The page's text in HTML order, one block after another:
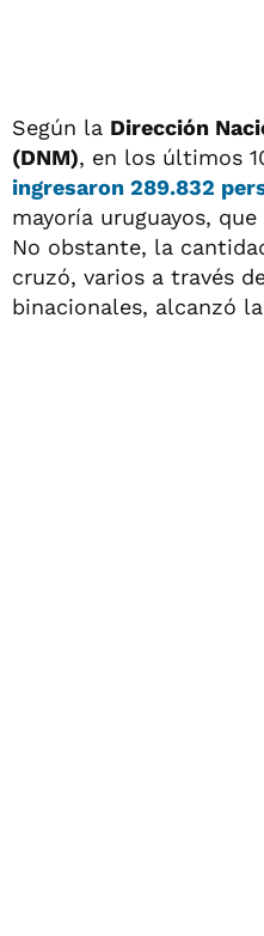
Según la Dirección
(DNM), en los últimos
ingresaron 289.832
mayoría uruguayos, que
No obstante, la
cruzó, varios a través
binacionales, alcanzó